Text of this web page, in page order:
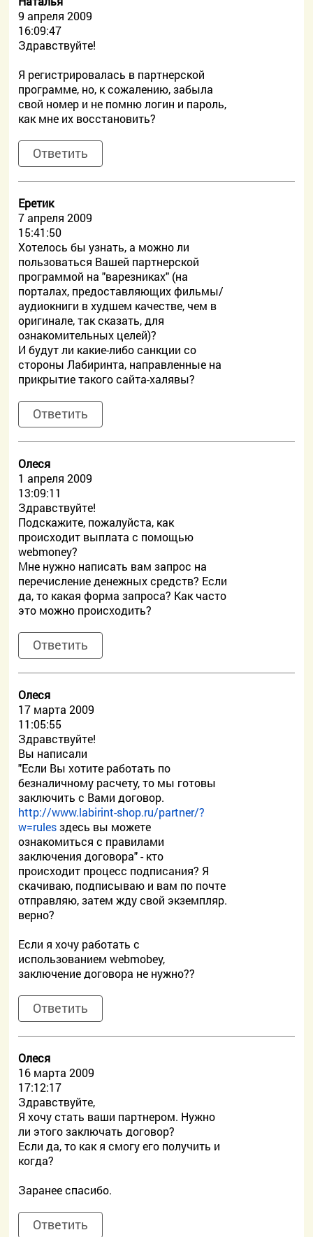
9 апреля 2009
16:09:47
Здравствуйте!
Я регистрировалась в партнерской
программе, но, к сожалению, забыла
свой номер и не помню логин и пароль,
как мне их восстановить?
Ответить
Еретик
7 апреля 2009
15:41:50
Хотелось бы узнать, а можно ли
пользоваться Вашей партнерской
программой на "варезниках" (на
порталах, предоставляющих фильмы/
аудиокниги в худшем качестве, чем в
оригинале, так сказать, для
ознакомительных целей)?
И будут ли какие-либо санкции со
стороны Лабиринта, направленные на
прикрытие такого сайта-халявы?
Ответить
Олеся
1 апреля 2009
13:09:11
Здравствуйте!
Подскажите, пожалуйста, как
происходит выплата с помощью
webmoney?
Мне нужно написать вам запрос на
перечисление денежных средств? Если
да, то какая форма запроса? Как часто
это можно происходить?
Ответить
Олеся
17 марта 2009
11:05:55
Здравствуйте!
Вы написали
"Если Вы хотите работать по
безналичному расчету, то мы готовы
заключить с Вами договор.
http://www.labirint-shop.ru/partner/?
w=rulesздесь вы можете
ознакомиться с правилами
заключения договора" - кто
происходит процесс подписания? Я
скачиваю, подписываю и вам по почте
отправляю, затем жду свой экземпляр.
верно?
Если я хочу работать c
использованием webmobey,
заключение договора не нужно??
Ответить
Олеся
16 марта 2009
17:12:17
Здравствуйте,
Я хочу стать ваши партнером. Нужно
ли этого заключать договор?
Если да, то как я смогу его получить и
когда?
Заранее спасибо.
Ответить